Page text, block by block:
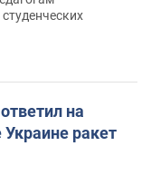
на
Украине ракет